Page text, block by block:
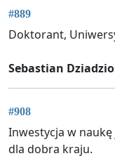
#889
Doktorant,
Sebastian Dziadzio
#908
Inwestycja w
dla dobra kraju.